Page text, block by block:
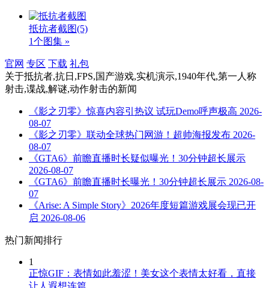
抵抗者截图(5)
1个图集 »
官网 专区 下载 礼包
关于抵抗者,抗日,FPS,国产游戏,实机演示,1940年代,第一人称
射击,谍战,解谜,动作射击的新闻
《影之刃零》惊喜内容引热议 试玩Demo呼声极高 2026-
08-07
《影之刃零》联动全球热门网游！超帅海报发布 2026-
08-07
《GTA6》前瞻直播时长疑似曝光！30分钟超长展示
2026-08-07
《GTA6》前瞻直播时长曝光！30分钟超长展示 2026-08-
07
《Arise: A Simple Story》2026年度短篇游戏展会现已开
启 2026-08-06
热门新闻排行
1
正惊GIF：表情如此羞涩！美女这个表情太好看，直接
让人遐想连篇